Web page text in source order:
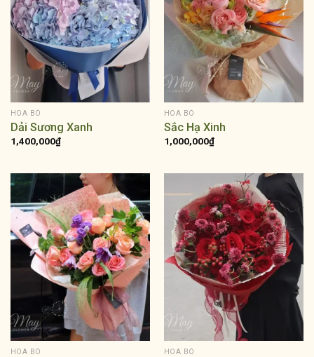
HOA BÓ
Dải Sương Xanh
1,400,000₫
HOA BÓ
Sắc Hạ Xinh
1,000,000₫
HOA BÓ HOA BÓ